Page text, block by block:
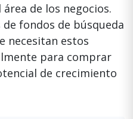
de los negocios.
fondos de búsqueda
necesitan estos
para comprar
de crecimiento